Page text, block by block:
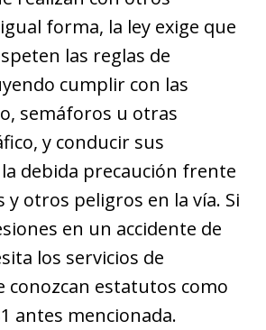
forma, la ley exige que
las reglas de
cumplir con las
semáforos u otras
y conducir sus
debida precaución frente
y otros peligros en la vía. Si
en un accidente de
los servicios de
conozcan estatutos como
antes mencionada.